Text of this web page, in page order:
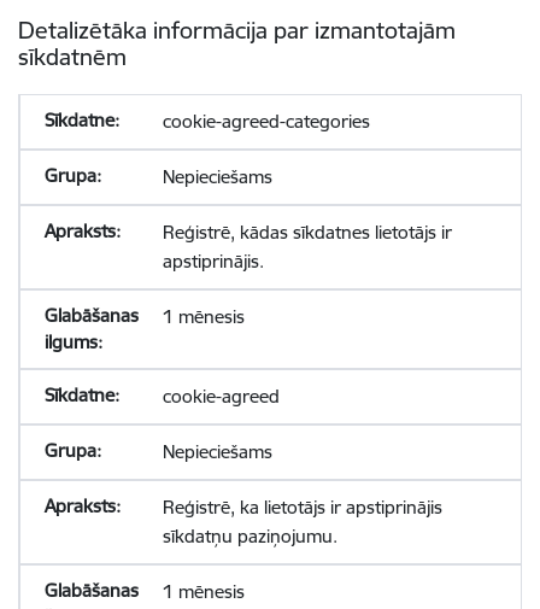
Detalizētāka informācija par izmantotajām
sīkdatnēm
cookie-agreed-categories
Nepieciešams
Reģistrē, kādas sīkdatnes lietotājs ir
apstiprinājis.
1 mēnesis
cookie-agreed
Nepieciešams
Reģistrē, ka lietotājs ir apstiprinājis
sīkdatņu paziņojumu.
1 mēnesis